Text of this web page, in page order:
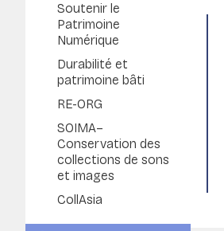
Soutenir le
Patrimoine
Numérique
Durabilité et
patrimoine bâti
RE-ORG
SOIMA–
Conservation des
collections de sons
et images
CollAsia